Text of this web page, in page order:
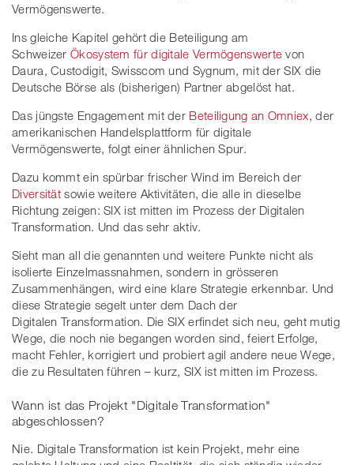
Vermögenswerte.
Ins gleiche Kapitel gehört die Beteiligung am
SchweizerÖkosystem für digitale Vermögenswerte von
Daura, Custodigit, Swisscom und Sygnum, mit der SIX die
Deutsche Börse als (bisherigen) Partner abgelöst hat.
Das jüngste Engagement mit der Beteiligung an Omniex, der
amerikanischen Handelsplattform für digitale
Vermögenswerte, folgt einer ähnlichen Spur.
Dazu kommt ein spürbar frischer Wind im Bereich der
Diversität sowie weitere Aktivitäten, die alle in dieselbe
Richtung zeigen: SIX ist mitten im Prozess der Digitalen
Transformation. Und das sehr aktiv.
Sieht man all die genannten und weitere Punkte nicht als
isolierte Einzelmassnahmen, sondern in grösseren
Zusammenhängen, wird eine klare Strategie erkennbar. Und
diese Strategie segelt unter dem Dach der
Digitalen Transformation. Die SIX erfindet sich neu, geht mutig
Wege, die noch nie begangen worden sind, feiert Erfolge,
macht Fehler, korrigiert und probiert agil andere neue Wege,
die zu Resultaten führen – kurz, SIX ist mitten im Prozess.
Wann ist das Projekt "Digitale Transformation"
abgeschlossen?
Nie. Digitale Transformation ist kein Projekt, mehr eine